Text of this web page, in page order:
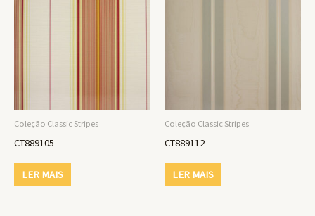
Coleção Classic Stripes
CT889105
LER MAIS
Coleção Classic Stripes
CT889112
LER MAIS